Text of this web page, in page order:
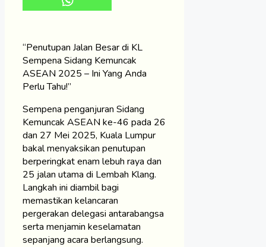
“Penutupan Jalan Besar di KL
Sempena Sidang Kemuncak
ASEAN 2025 – Ini Yang Anda
Perlu Tahu!”
Sempena penganjuran Sidang
Kemuncak ASEAN ke-46 pada 26
dan 27 Mei 2025, Kuala Lumpur
bakal menyaksikan penutupan
berperingkat enam lebuh raya dan
25 jalan utama di Lembah Klang.
Langkah ini diambil bagi
memastikan kelancaran
pergerakan delegasi antarabangsa
serta menjamin keselamatan
sepanjang acara berlangsung.